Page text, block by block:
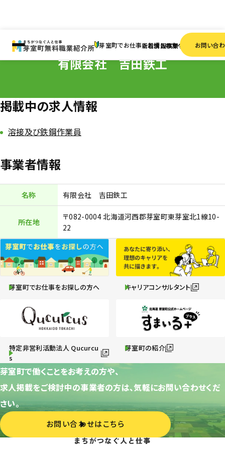
芽室町でお仕事をお探しの方へ
新着情報求人検索事業者一覧お問い合
有限会社 吉田鉄工
掲載中の求人情報
溶接及び鉄鋼作業員
事業者情報
名称 有限会社 吉田鉄工
所在地
〒082-0004 北海道河西郡芽室町東芽室北1線10-
22
芽室町でお仕事をお探しの方へ キャリアコンサルタント
特定非営利活動法人 Qucurcu
s
芽室町の紹介
芽室町で働くことをお考えの方や、
求人掲載をご検討中の事業者の方は、気軽にお問い合わせくだ
さい。
お問い合わせはこちら